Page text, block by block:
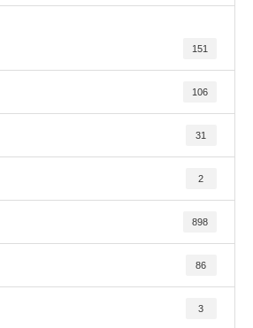
151
106
31
2
898
86
3